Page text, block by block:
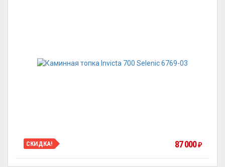
СКИДКА! 87 000 ₽